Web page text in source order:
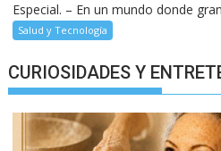
Especial. – En un mundo donde
Salud y Tecnología
CURIOSIDADES Y